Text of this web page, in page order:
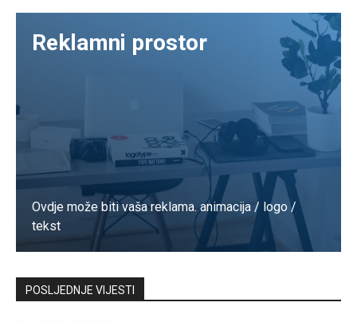
Reklamni prostor
Ovdje može biti vaša reklama. animacija / logo /
tekst
Kontaktirajte nas
POSLJEDNJE VIJESTI